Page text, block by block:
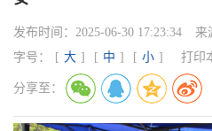
发布时间： 2025-06-30 17:23:34 来
字号：
[ 大 ] [ 中 ] [ 小 ] 打印
分享至：